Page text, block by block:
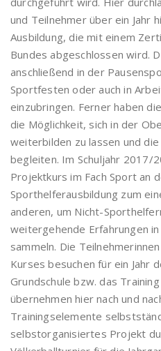
und Teilnehmer über ein Jahr
Ausbildung, die mit einem
Bundes abgeschlossen wird.
anschließend in der
Sportfesten oder auch in
einzubringen. Ferner haben
die Möglichkeit, sich in der
weiterbilden zu lassen und die
begleiten. Im Schuljahr 2017/
Projektkurs im Fach Sport an
Sporthelferausbildung zum
anderen, um Nicht-
weitergehende Erfahrungen
sammeln. Die
Kurses besuchen für ein Jahr
Grundschule bzw. das
übernehmen hier nach und
Trainingselemente
selbstorganisiertes Projekt